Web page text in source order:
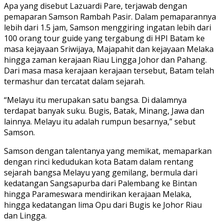
Apa yang disebut Lazuardi Pare, terjawab dengan
pemaparan Samson Rambah Pasir. Dalam pemaparannya
lebih dari 1.5 jam, Samson menggiring ingatan lebih dari
100 orang tour guide yang tergabung di HPI Batam ke
masa kejayaan Sriwijaya, Majapahit dan kejayaan Melaka
hingga zaman kerajaan Riau Lingga Johor dan Pahang.
Dari masa masa kerajaan kerajaan tersebut, Batam telah
termashur dan tercatat dalam sejarah.
“Melayu itu merupakan satu bangsa. Di dalamnya
terdapat banyak suku. Bugis, Batak, Minang, Jawa dan
lainnya. Melayu itu adalah rumpun besarnya,” sebut
Samson.
Samson dengan talentanya yang memikat, memaparkan
dengan rinci kedudukan kota Batam dalam rentang
sejarah bangsa Melayu yang gemilang, bermula dari
kedatangan Sangsapurba dari Palembang ke Bintan
hingga Parameswara mendirikan kerajaan Melaka,
hingga kedatangan lima Opu dari Bugis ke Johor Riau
dan Lingga.